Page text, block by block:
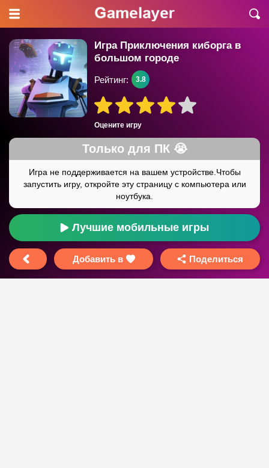
Игра Приключения киборга в
большом городе
Оцените игру
Рейтинг: 3.8
Лучшие мобильные игры
Добавить в Поделиться